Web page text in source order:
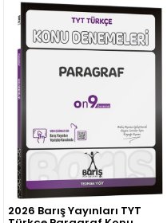
2026 Barış Yayınları TYT